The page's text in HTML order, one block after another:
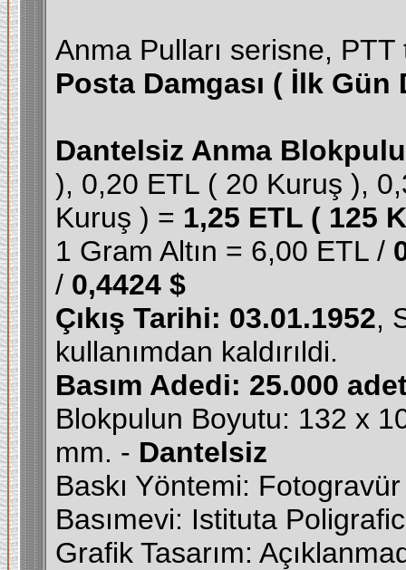
Anma Pulları serisne,
Posta Damgası ( İlk Gün
Dantelsiz Anma
), 0,20 ETL ( 20 Kuruş ),
Kuruş ) = 1,25 ETL ( 125
1 Gram Altın = 6,00 ETL /
/ 0,4424 $
Çıkış Tarihi: 03.01.1952,
kullanımdan kaldırıldi.
Basım Adedi: 25.000
Blokpulun Boyutu: 132 x
mm. - Dantelsiz
Baskı Yöntemi: Fotogravür
Basımevi: Istituta
Grafik Tasarım: